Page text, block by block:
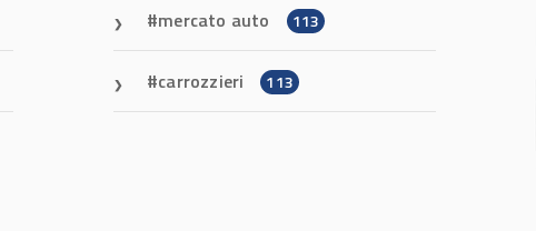
mercato auto 113
carrozzieri 113